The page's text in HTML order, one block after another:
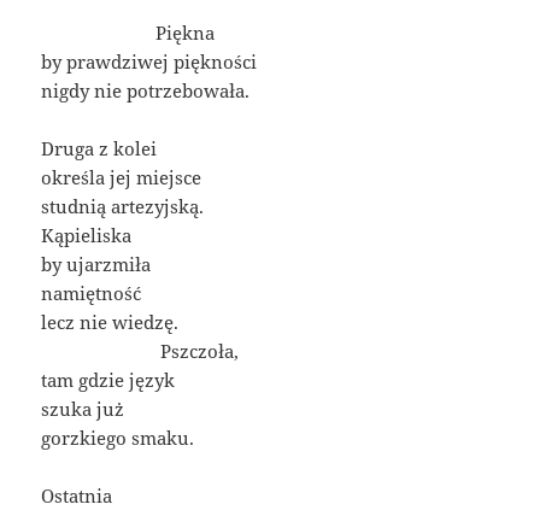
——————-Piękna
by prawdziwej piękności
nigdy nie potrzebowała.
Druga z kolei
określa jej miejsce
studnią artezyjską.
Kąpieliska
by ujarzmiła
namiętność
lecz nie wiedzę.
Pszczoła,
tam gdzie język
szuka już
gorzkiego smaku.
Ostatnia